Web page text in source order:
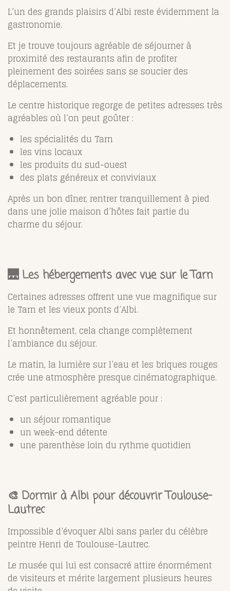
L’un des grands plaisirs d’Albi reste évidemment la
gastronomie.
Et je trouve toujours agréable de séjourner à
proximité des restaurants afin de profiter
pleinement des soirées sans se soucier des
déplacements.
Le centre historique regorge de petites adresses très
agréables où l’on peut goûter :
les spécialités du Tarn
les vins locaux
les produits du sud-ouest
des plats généreux et conviviaux
Après un bon dîner, rentrer tranquillement à pied
dans une jolie maison d’hôtes fait partie du
charme du séjour.
🌉 Les hébergements avec vue sur le Tarn
Certaines adresses offrent une vue magnifique sur
le Tarn et les vieux ponts d’Albi.
Et honnêtement, cela change complètement
l’ambiance du séjour.
Le matin, la lumière sur l’eau et les briques rouges
crée une atmosphère presque cinématographique.
C’est particulièrement agréable pour :
un séjour romantique
un week-end détente
une parenthèse loin du rythme quotidien
🎨 Dormir à Albi pour découvrir Toulouse-
Lautrec
Impossible d’évoquer Albi sans parler du célèbre
peintre Henri de Toulouse-Lautrec.
Le musée qui lui est consacré attire énormément
de visiteurs et mérite largement plusieurs heures